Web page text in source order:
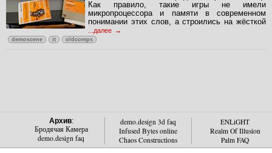
Как правило, такие игры не имели
микропроцессора и памяти в современном
понимании этих слов, а строились на жёсткой
...далее
demoscene it oldcomps
Архив:
Бродячая Камера
demo.design faq
demo.design 3d faq
Infused Bytes online
Chaos Constructions
ENLiGHT
Realm Of Illusion
Palm FAQ